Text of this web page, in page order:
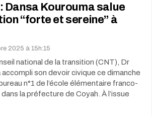
Dansa Kourouma salue
“forte et sereine” à
2025 à 15h:15
national de la transition (CNT), Dr
accompli son devoir civique ce dimanche
n°1 de l’école élémentaire franco-
la préfecture de Coyah. À l’issue